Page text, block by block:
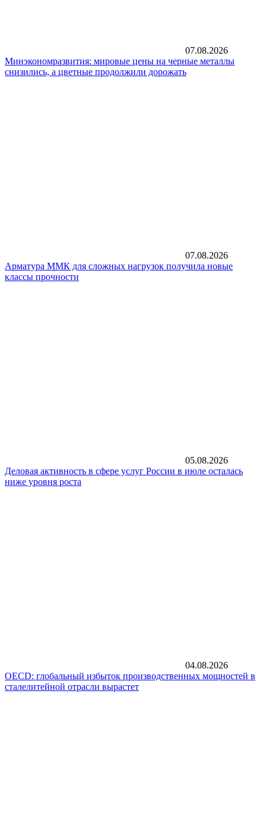
07.08.2026
Минэкономразвития: мировые цены на черные металлы
снизились, а цветные продолжили дорожать
07.08.2026
Арматура ММК для сложных нагрузок получила новые
классы прочности
05.08.2026
Деловая активность в сфере услуг России в июле осталась
ниже уровня роста
04.08.2026
OECD: глобальный избыток производственных мощностей в
сталелитейной отрасли вырастет